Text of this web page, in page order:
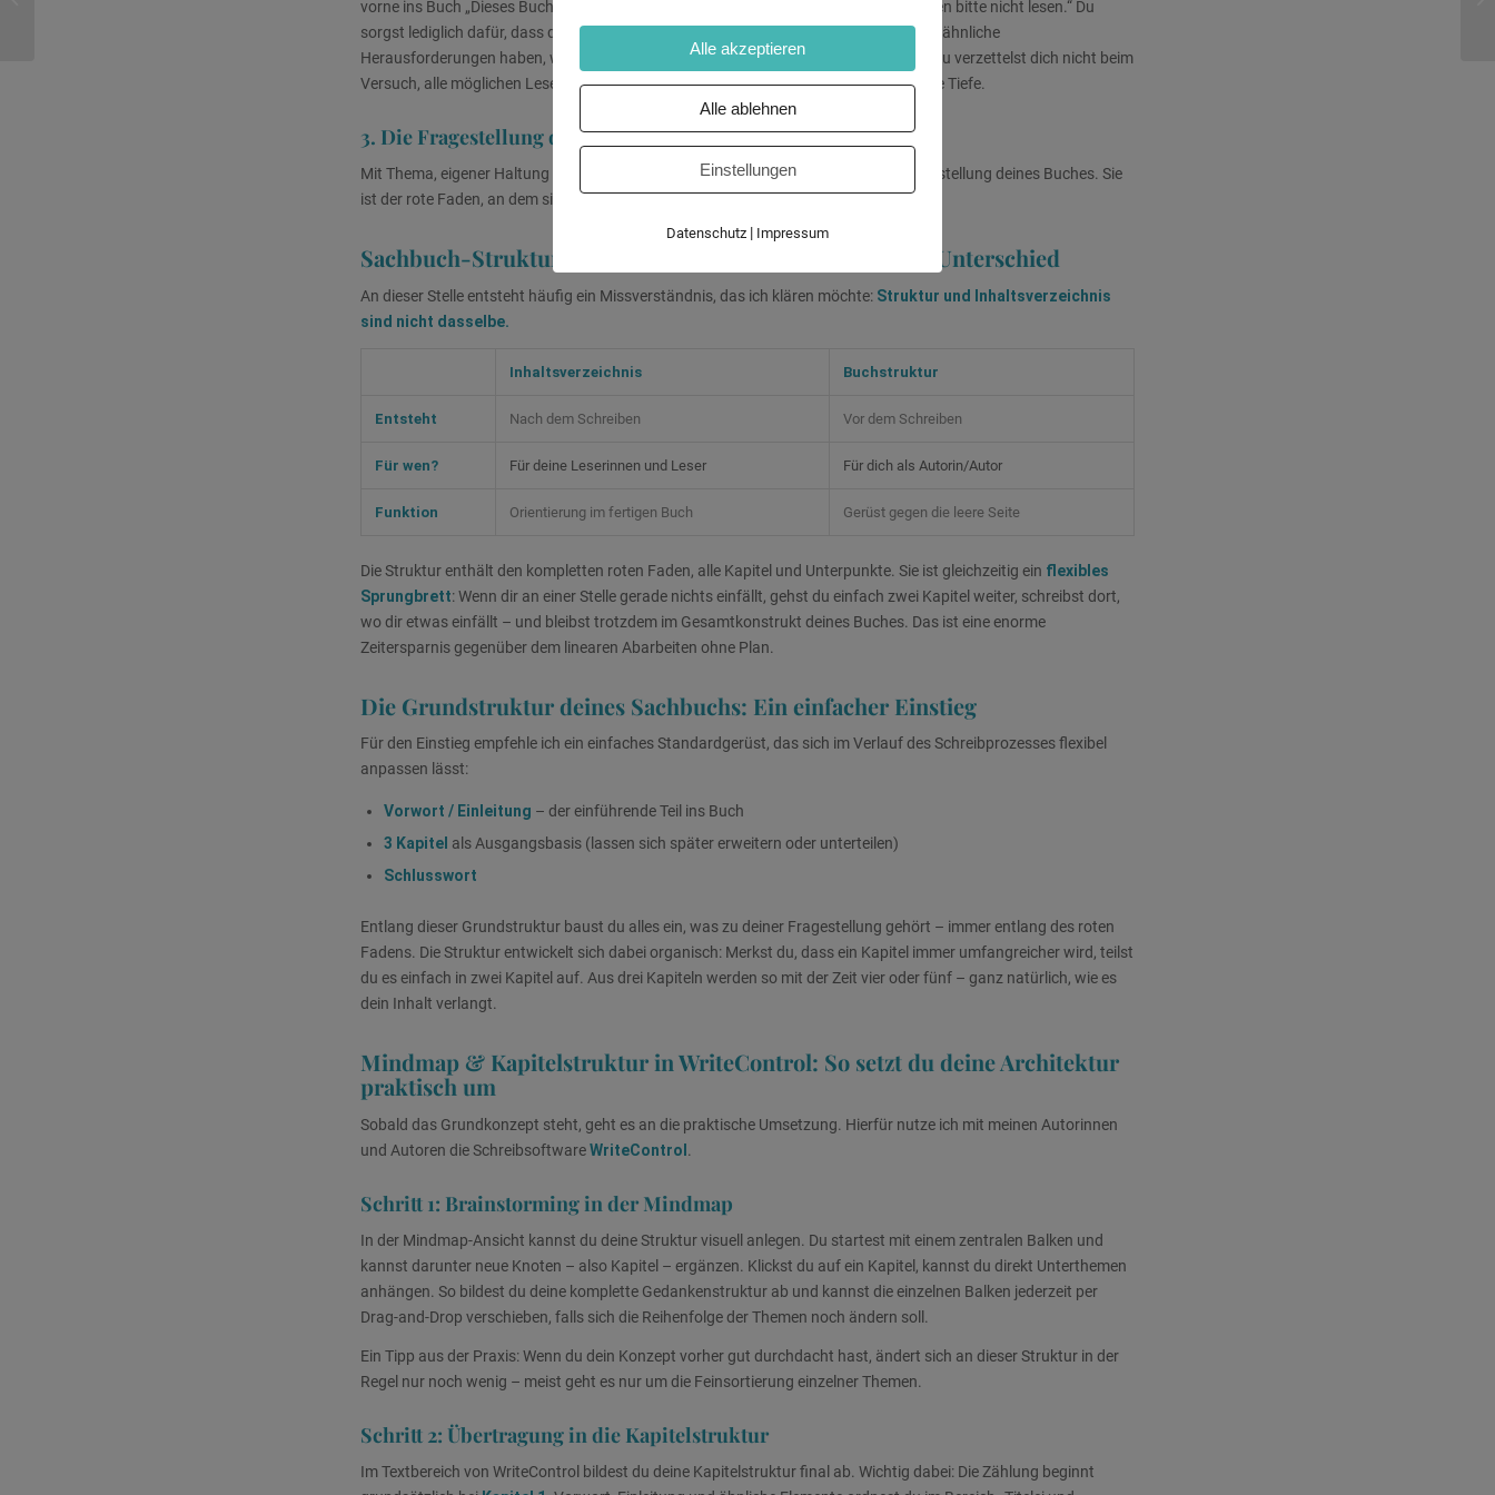
vorne ins Buch „Dieses Buch ist nur für Manfred, 35, aus der Verwaltung – alle anderen bitte nicht lesen.“ Du
sorgst lediglich dafür, dass du
für diese eine Person
alles vollständig erklärst. Alle, die ähnliche
Herausforderungen haben, werden sich ebenfalls angesprochen fühlen. Der Vorteil: Du verzettelst dich nicht beim
Versuch, alle möglichen Leserschaften gleichzeitig zu bedienen, sondern lieferst echte Tiefe.
3. Die Fragestellung deines Sachbuches
Mit Thema, eigener Haltung und Zielperson im Blick entwickelst du die zentrale Fragestellung deines Buches. Sie
ist der rote Faden, an dem sich deine gesamte Struktur orientiert.
Sachbuch-Struktur vs. Inhaltsverzeichnis: Ein wichtiger Unterschied
An dieser Stelle entsteht häufig ein Missverständnis, das ich klären möchte: Struktur und Inhaltsverzeichnis
sind nicht dasselbe.
Inhaltsverzeichnis Buchstruktur
Entsteht Nach dem Schreiben Vor dem Schreiben
Für wen? Für deine Leserinnen und Leser Für dich als Autorin/Autor
Funktion Orientierung im fertigen Buch Gerüst gegen die leere Seite
Die Struktur enthält den kompletten roten Faden, alle Kapitel und Unterpunkte. Sie ist gleichzeitig ein flexibles
Sprungbrett: Wenn dir an einer Stelle gerade nichts einfällt, gehst du einfach zwei Kapitel weiter, schreibst dort,
wo dir etwas einfällt – und bleibst trotzdem im Gesamtkonstrukt deines Buches. Das ist eine enorme
Zeitersparnis gegenüber dem linearen Abarbeiten ohne Plan.
Die Grundstruktur deines Sachbuchs: Ein einfacher Einstieg
Für den Einstieg empfehle ich ein einfaches Standardgerüst, das sich im Verlauf des Schreibprozesses flexibel
anpassen lässt:
Vorwort / Einleitung – der einführende Teil ins Buch
3 Kapitel als Ausgangsbasis (lassen sich später erweitern oder unterteilen)
Schlusswort
Entlang dieser Grundstruktur baust du alles ein, was zu deiner Fragestellung gehört – immer entlang des roten
Fadens. Die Struktur entwickelt sich dabei organisch: Merkst du, dass ein Kapitel immer umfangreicher wird, teilst
du es einfach in zwei Kapitel auf. Aus drei Kapiteln werden so mit der Zeit vier oder fünf – ganz natürlich, wie es
dein Inhalt verlangt.
Mindmap & Kapitelstruktur in WriteControl: So setzt du deine Architektur
praktisch um
Sobald das Grundkonzept steht, geht es an die praktische Umsetzung. Hierfür nutze ich mit meinen Autorinnen
und Autoren die SchreibsoftwareWriteControl .
Schritt 1: Brainstorming in der Mindmap
In der Mindmap-Ansicht kannst du deine Struktur visuell anlegen. Du startest mit einem zentralen Balken und
kannst darunter neue Knoten – also Kapitel – ergänzen. Klickst du auf ein Kapitel, kannst du direkt Unterthemen
anhängen. So bildest du deine komplette Gedankenstruktur ab und kannst die einzelnen Balken jederzeit per
Drag-and-Drop verschieben, falls sich die Reihenfolge der Themen noch ändern soll.
Ein Tipp aus der Praxis: Wenn du dein Konzept vorher gut durchdacht hast, ändert sich an dieser Struktur in der
Regel nur noch wenig – meist geht es nur um die Feinsortierung einzelner Themen.
Schritt 2: Übertragung in die Kapitelstruktur
Im Textbereich von WriteControl bildest du deine Kapitelstruktur final ab. Wichtig dabei: Die Zählung beginnt
Alle akzeptieren
Alle ablehnen
Einstellungen
Datenschutz | Impressum